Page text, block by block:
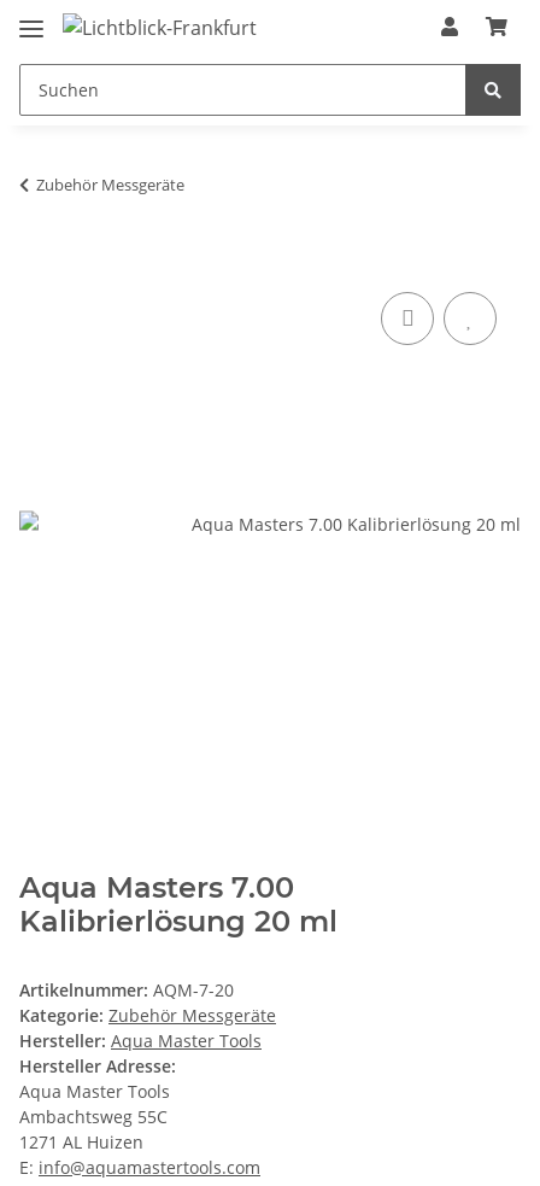
Zubehör Messgeräte
Aqua Masters 7.00
Kalibrierlösung 20 ml
Artikelnummer: AQM-7-20
Kategorie: Zubehör Messgeräte
Hersteller: Aqua Master Tools
Hersteller Adresse:
Aqua Master Tools
Ambachtsweg 55C
1271 AL Huizen
E: info@aquamastertools.com